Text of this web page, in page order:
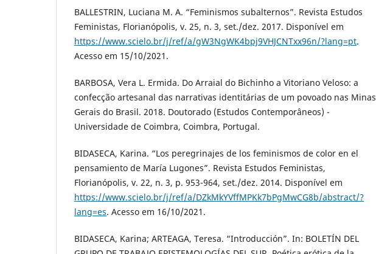
BALLESTRIN, Luciana M. A. “Feminismos subalternos”. Revista Estudos
Feministas, Florianópolis, v. 25, n. 3, set./dez. 2017. Disponível em
https://www.scielo.br/j/ref/a/gW3NgWK4bpj9VHJCNTxx96n/?lang=pt.
Acesso em 15/10/2021.
BARBOSA, Vera L. Ermida. Do Arraial do Bichinho a Vitoriano Veloso: a
confecção artesanal das narrativas identitárias de um povoado nas Minas
Gerais do Brasil. 2018. Doutorado (Estudos Contemporâneos) -
Universidade de Coimbra, Coimbra, Portugal.
BIDASECA, Karina. “Los peregrinajes de los feminismos de color en el
pensamiento de María Lugones”. Revista Estudos Feministas,
Florianópolis, v. 22, n. 3, p. 953-964, set./dez. 2014. Disponível em
https://www.scielo.br/j/ref/a/DZkMkYVffMPKk7bPgMwCG8b/abstract/?
lang=es. Acesso em 16/10/2021.
BIDASECA, Karina; ARTEAGA, Teresa. “Introducción”. In: BOLETÍN DEL